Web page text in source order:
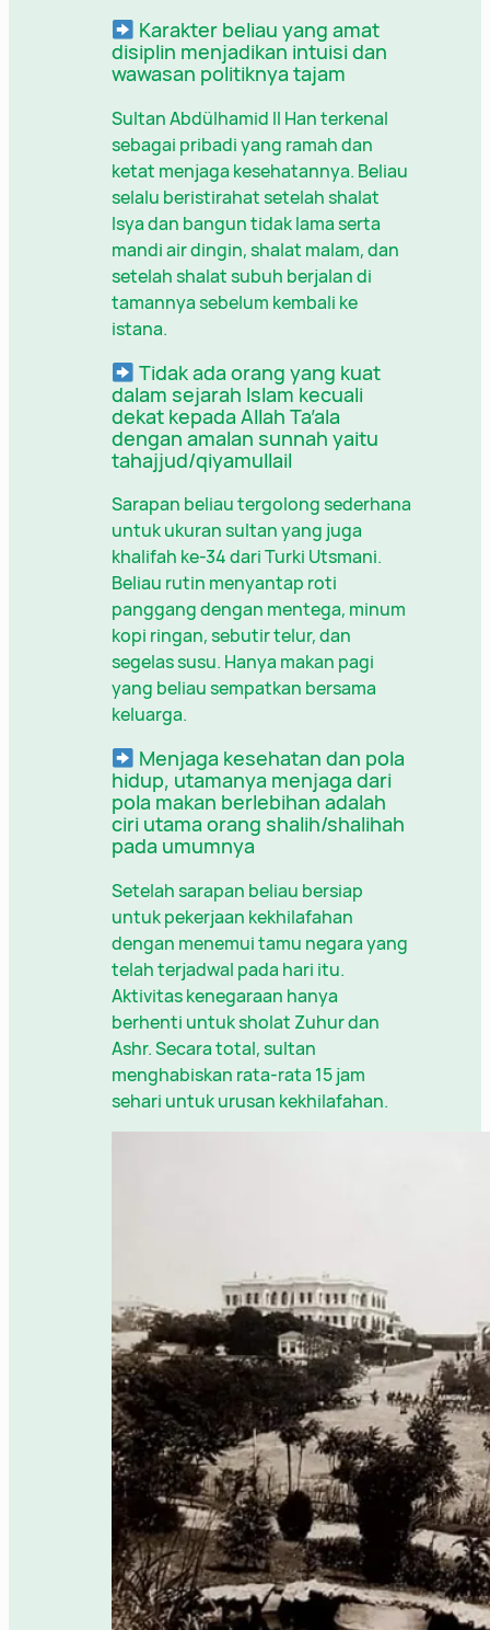
Karakter beliau yang amat
disiplin menjadikan intuisi dan
wawasan politiknya tajam
Sultan Abdülhamid II Han terkenal
sebagai pribadi yang ramah dan
ketat menjaga kesehatannya. Beliau
selalu beristirahat setelah shalat
Isya dan bangun tidak lama serta
mandi air dingin, shalat malam, dan
setelah shalat subuh berjalan di
tamannya sebelum kembali ke
istana.
Tidak ada orang yang kuat
dalam sejarah Islam kecuali
dekat kepada Allah Ta’ala
dengan amalan sunnah yaitu
tahajjud/qiyamullail
Sarapan beliau tergolong sederhana
untuk ukuran sultan yang juga
khalifah ke-34 dari Turki Utsmani.
Beliau rutin menyantap roti
panggang dengan mentega, minum
kopi ringan, sebutir telur, dan
segelas susu. Hanya makan pagi
yang beliau sempatkan bersama
keluarga.
Menjaga kesehatan dan pola
hidup, utamanya menjaga dari
pola makan berlebihan adalah
ciri utama orang shalih/shalihah
pada umumnya
Setelah sarapan beliau bersiap
untuk pekerjaan kekhilafahan
dengan menemui tamu negara yang
telah terjadwal pada hari itu.
Aktivitas kenegaraan hanya
berhenti untuk sholat Zuhur dan
Ashr. Secara total, sultan
menghabiskan rata-rata 15 jam
sehari untuk urusan kekhilafahan.